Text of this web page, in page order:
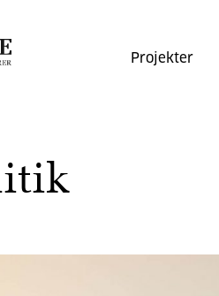
Projekter